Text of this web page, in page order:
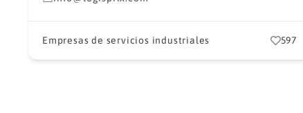
Empresas de servicios industriales 597